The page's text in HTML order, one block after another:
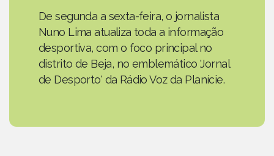
De segunda a sexta-feira, o jornalista
Nuno Lima atualiza toda a informação
desportiva, com o foco principal no
distrito de Beja, no emblemático 'Jornal
de Desporto' da Rádio Voz da Planície.